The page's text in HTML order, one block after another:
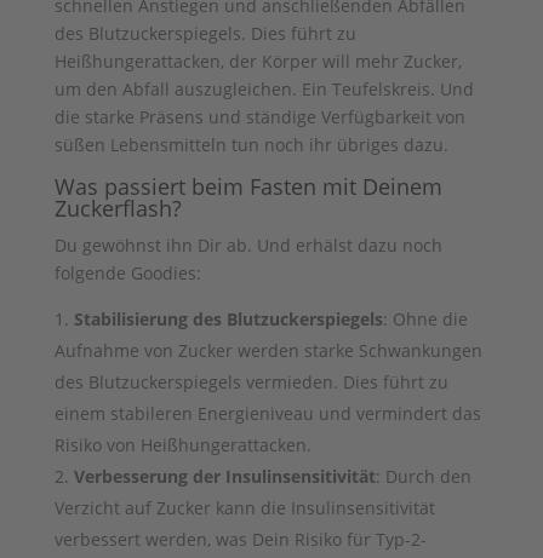
schnellen Anstiegen und anschließenden Abfällen
des Blutzuckerspiegels. Dies führt zu
Heißhungerattacken, der Körper will mehr Zucker,
um den Abfall auszugleichen. Ein Teufelskreis. Und
die starke Präsens und ständige Verfügbarkeit von
süßen Lebensmitteln tun noch ihr übriges dazu.
Was passiert beim Fasten mit Deinem
Zuckerflash?
Du gewöhnst ihn Dir ab. Und erhälst dazu noch
folgende Goodies:
Stabilisierung des Blutzuckerspiegels: Ohne die
Aufnahme von Zucker werden starke Schwankungen
des Blutzuckerspiegels vermieden. Dies führt zu
einem stabileren Energieniveau und vermindert das
Risiko von Heißhungerattacken.
Verbesserung der Insulinsensitivität: Durch den
Verzicht auf Zucker kann die Insulinsensitivität
verbessert werden, was Dein Risiko für Typ-2-